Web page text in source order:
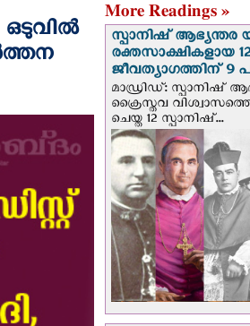
ഒടുവില്‍
More Readings »
സ്പാനിഷ് ആഭ്യന്തര
രക്തസാക്ഷികളായ 12
ജീവത്യാഗത്തിന് 9
മാഡ്രിഡ്: സ്പാനിഷ്
ക്രൈസ്തവ
ചെയ്ത 12 സ്പാനിഷ്...